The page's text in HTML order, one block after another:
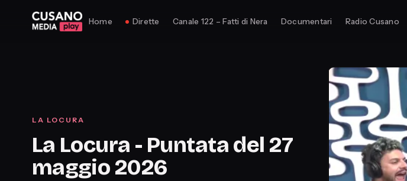
Home Dirette Canale 122 – Fatti di Nera Documentari Radio Cusano
LA LOCURA
La Locura - Puntata del 27
maggio 2026